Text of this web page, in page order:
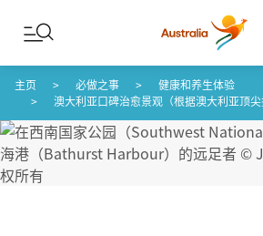
Skip to content
Skip to footer navigation
主页 必做之事
健康和养生体验
澳大利亚口碑治愈景观（根据澳大利亚顶尖